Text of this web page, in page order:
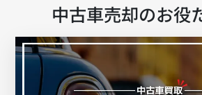
中古車売却のお役